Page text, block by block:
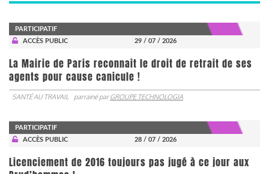
PARTICIPATIF
ACCÈS PUBLIC
29 / 07 / 2026
La Mairie de Paris reconnait le droit de retrait de ses
agents pour cause canicule !
SANTÉ AU TRAVAIL parrainé parGROUPE TECHNOLOGIA
PARTICIPATIF
ACCÈS PUBLIC
28 / 07 / 2026
Licenciement de 2016 toujours pas jugé à ce jour aux